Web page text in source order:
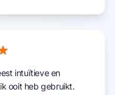
intuïtieve en
ooit heb gebruikt.